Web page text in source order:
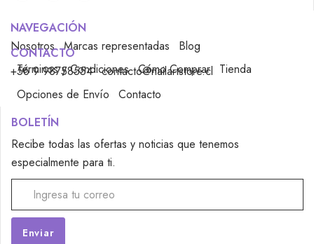
NAVEGACIÓN
Nosotros Marcas representadas
Blog
Términos y Condiciones Cómo Comprar Tienda
CONTACTO
+56 9 98758554 contacto@nailartstore.cl
Opciones de Envío
Contacto
BOLETÍN
Recibe todas las ofertas y noticias que tenemos
especialmente para ti.